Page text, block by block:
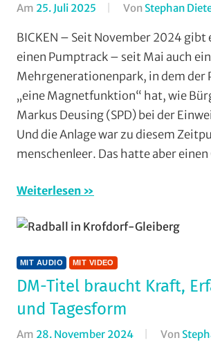
Am 25. Juli 2025 Von Stephan
BICKEN – Seit November 2024
einen Pumptrack – seit Mai auch
Mehrgenerationenpark, in dem der
„eine Magnetfunktion“ hat, wie
Markus Deusing (SPD) bei der
Und die Anlage war zu diesem
menschenleer. Das hatte aber einen
Weiterlesen
MIT AUDIO MIT VIDEO
DM-Titel braucht Kraft,
und Tagesform
Am 28. November 2024 Von